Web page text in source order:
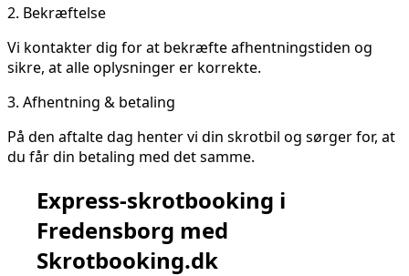
2. Bekræftelse
Vi kontakter dig for at bekræfte afhentningstiden og
sikre, at alle oplysninger er korrekte.
3. Afhentning & betaling
På den aftalte dag henter vi din skrotbil og sørger for, at
du får din betaling med det samme.
Express-skrotbooking i
Fredensborg med
Skrotbooking.dk